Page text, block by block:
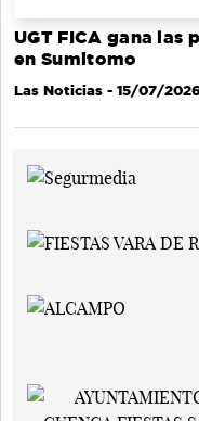
UGT FICA gana las
en Sumitomo
Las Noticias - 15/07/2026